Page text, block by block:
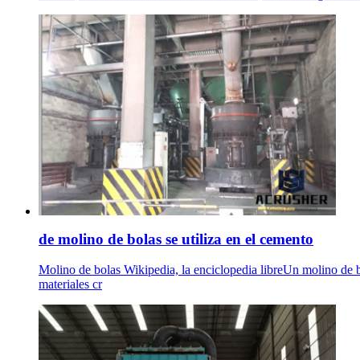
de molino de bolas se utiliza en el cemento
Molino de bolas Wikipedia, la enciclopedia libreUn molino de
materiales cr